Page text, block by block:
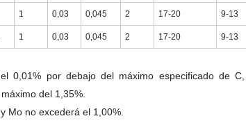
1 0,03 0,045 2 17-20 9-13
1 0,03 0,045 2 17-20 9-13
0,01% por debajo del máximo especificado de
del 1,35%.
Mo no excederá el 1,00%.